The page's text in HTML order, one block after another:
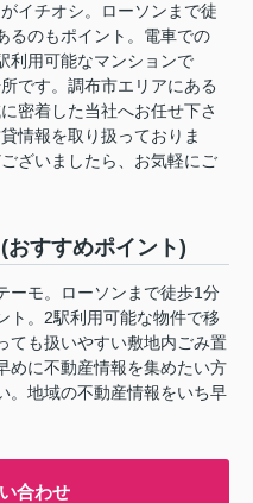
イチオシ。ローソンまで徒
るのもポイント。電車での
利用可能なマンションで
です。調布市エリアにある
密着した当社へお任せ下さ
情報を取り扱っておりま
ざいましたら、お気軽にご
おすすめポイント)
ーモ。ローソンまで徒歩1分
ト。2駅利用可能な物件で移
ても扱いやすい敷地内ごみ置
めに不動産情報を集めたい方
。地域の不動産情報をいち早
合わせ